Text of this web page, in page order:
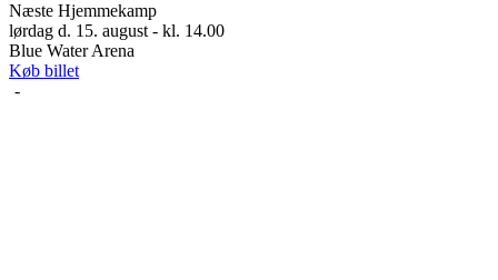
Næste Hjemmekamp
lørdag d. 15. august - kl. 14.00
Blue Water Arena
Køb billet
-